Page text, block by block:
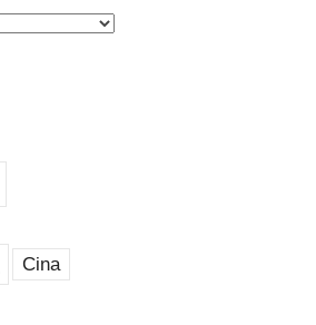
Cina